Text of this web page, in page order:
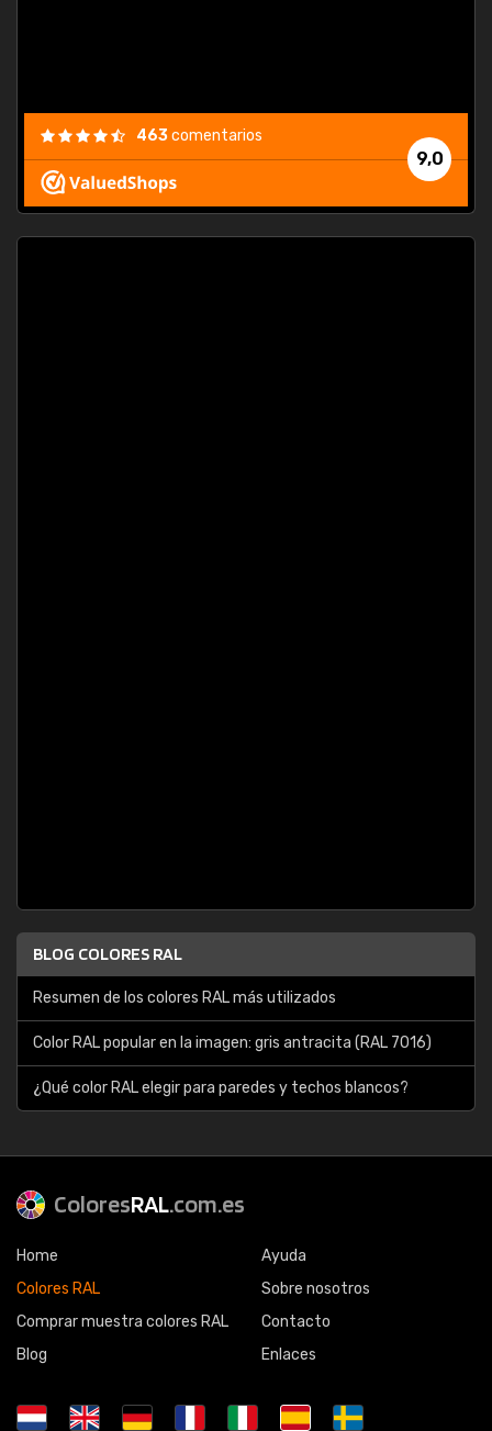
9,0
463comentarios
BLOG COLORES RAL
Resumen de los colores RAL más utilizados
Color RAL popular en la imagen: gris antracita (RAL 7016)
¿Qué color RAL elegir para paredes y techos blancos?
ColoresRAL.com.es
Home
Colores RAL
Comprar muestra colores RAL
Blog
Ayuda
Sobre nosotros
Contacto
Enlaces